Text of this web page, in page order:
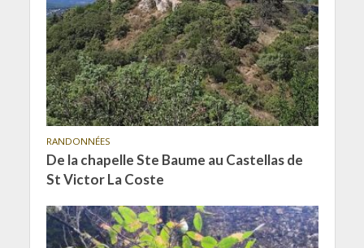
RANDONNÉES
De la chapelle Ste Baume au Castellas de
St Victor La Coste